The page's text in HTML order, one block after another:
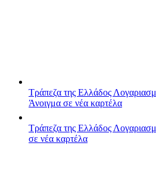
Τράπεζα της Ελλάδος
Άνοιγμα σε νέα καρτέλα
Τράπεζα της Ελλάδος
σε νέα καρτέλα